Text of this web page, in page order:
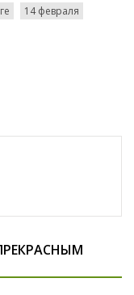
14 февраля